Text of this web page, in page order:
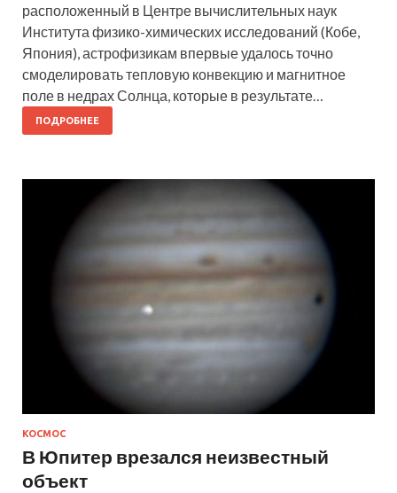
расположенный в Центре вычислительных наук
Института физико-химических исследований (Кобе,
Япония), астрофизикам впервые удалось точно
смоделировать тепловую конвекцию и магнитное
поле в недрах Солнца, которые в результате…
ПОДРОБНЕЕ
КОСМОС
В Юпитер врезался неизвестный
объект